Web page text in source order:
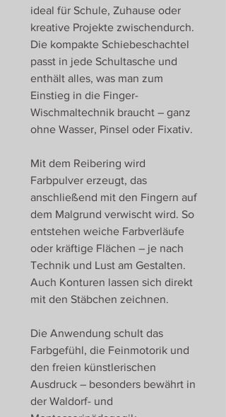
ideal für Schule, Zuhause oder
kreative Projekte zwischendurch.
Die kompakte Schiebeschachtel
passt in jede Schultasche und
enthält alles, was man zum
Einstieg in die Finger-
Wischmaltechnik braucht – ganz
ohne Wasser, Pinsel oder Fixativ.
Mit dem Reibering wird
Farbpulver erzeugt, das
anschließend mit den Fingern auf
dem Malgrund verwischt wird. So
entstehen weiche Farbverläufe
oder kräftige Flächen – je nach
Technik und Lust am Gestalten.
Auch Konturen lassen sich direkt
mit den Stäbchen zeichnen.
Die Anwendung schult das
Farbgefühl, die Feinmotorik und
den freien künstlerischen
Ausdruck – besonders bewährt in
der Waldorf- und